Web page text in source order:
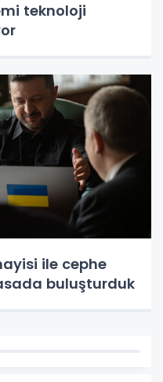
teknoloji
ile cephe
buluşturduk